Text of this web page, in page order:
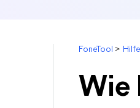
FoneTool >
Wie